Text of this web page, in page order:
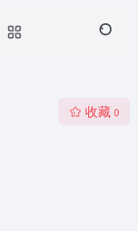
收藏 0